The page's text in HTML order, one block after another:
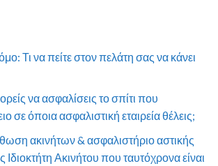
Τι να πείτε στον πελάτη σας να κάνει
να ασφαλίσεις το σπίτι που
σε όποια ασφαλιστική εταιρεία θέλεις;
ακινήτων & ασφαλιστήριο αστικής
Ιδιοκτήτη Ακινήτου που ταυτόχρονα είναι